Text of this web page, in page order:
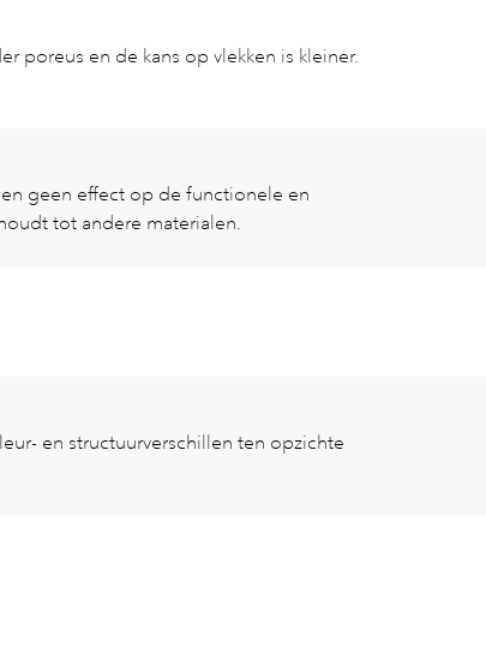
poreus en de kans op vlekken is kleiner.
geen effect op de functionele en
tot andere materialen.
en structuurverschillen ten opzichte